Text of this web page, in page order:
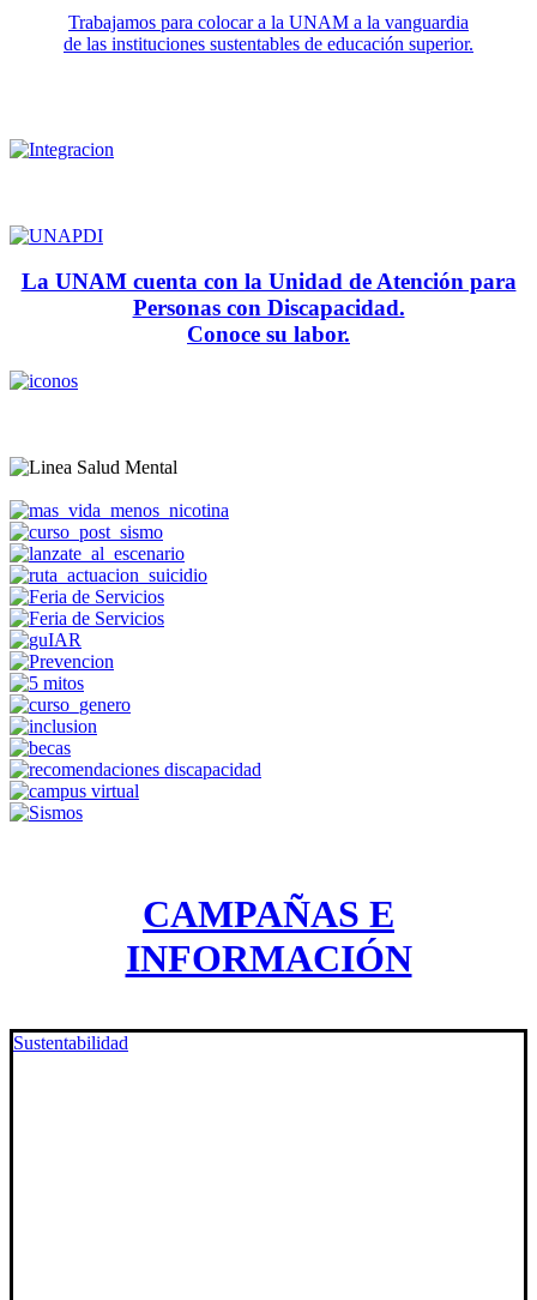
Trabajamos para colocar a la UNAM a la vanguardia
de las instituciones sustentables de educación superior.
La UNAM cuenta con la Unidad de Atención para
Personas con Discapacidad.
Conoce su labor.
CAMPAÑAS E
INFORMACIÓN
Sustentabilidad